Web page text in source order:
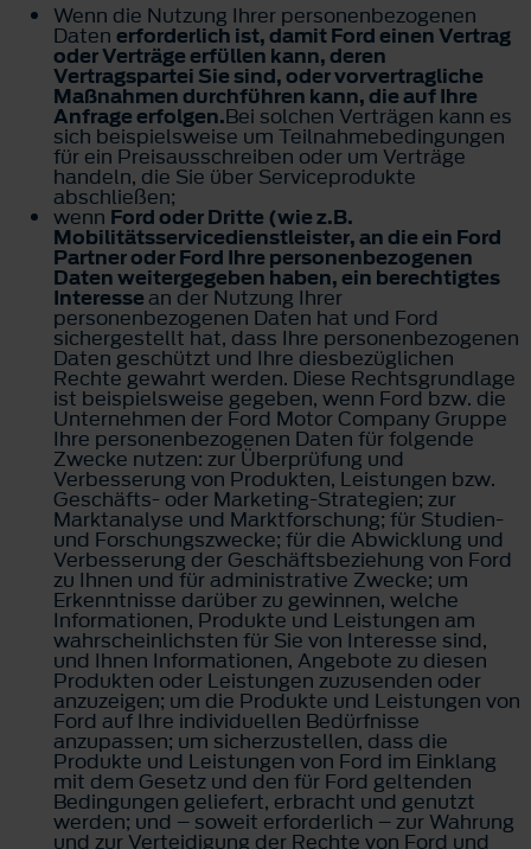
Wenn die Nutzung Ihrer personenbezogenen
Daten erforderlich ist, damit Ford einen Vertrag
oder Verträge erfüllen kann, deren
Vertragspartei Sie sind, oder vorvertragliche
Maßnahmen durchführen kann, die auf Ihre
Anfrage erfolgen.Bei solchen Verträgen kann es
sich beispielsweise um Teilnahmebedingungen
für ein Preisausschreiben oder um Verträge
handeln, die Sie über Serviceprodukte
abschließen;
wenn Ford oder Dritte (wie z.B.
Mobilitätsservicedienstleister, an die ein Ford
Partner oder Ford Ihre personenbezogenen
Daten weitergegeben haben, ein berechtigtes
Interesse an der Nutzung Ihrer
personenbezogenen Daten hat und Ford
sichergestellt hat, dass Ihre personenbezogenen
Daten geschützt und Ihre diesbezüglichen
Rechte gewahrt werden. Diese Rechtsgrundlage
ist beispielsweise gegeben, wenn Ford bzw. die
Unternehmen der Ford Motor Company Gruppe
Ihre personenbezogenen Daten für folgende
Zwecke nutzen: zur Überprüfung und
Verbesserung von Produkten, Leistungen bzw.
Geschäfts- oder Marketing-Strategien; zur
Marktanalyse und Marktforschung; für Studien-
und Forschungszwecke; für die Abwicklung und
Verbesserung der Geschäftsbeziehung von Ford
zu Ihnen und für administrative Zwecke; um
Erkenntnisse darüber zu gewinnen, welche
Informationen, Produkte und Leistungen am
wahrscheinlichsten für Sie von Interesse sind,
und Ihnen Informationen, Angebote zu diesen
Produkten oder Leistungen zuzusenden oder
anzuzeigen; um die Produkte und Leistungen von
Ford auf Ihre individuellen Bedürfnisse
anzupassen; um sicherzustellen, dass die
Produkte und Leistungen von Ford im Einklang
mit dem Gesetz und den für Ford geltenden
Bedingungen geliefert, erbracht und genutzt
werden; und – soweit erforderlich – zur Wahrung
und zur Verteidigung der Rechte von Ford und